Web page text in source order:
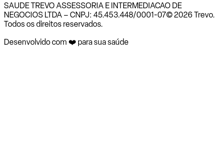
SAUDE TREVO ASSESSORIA E INTERMEDIACAO DE
NEGOCIOS LTDA – CNPJ: 45.453.448/0001-07© 2026 Trevo.
Todos os direitos reservados.
Desenvolvido com ❤️ para sua saúde